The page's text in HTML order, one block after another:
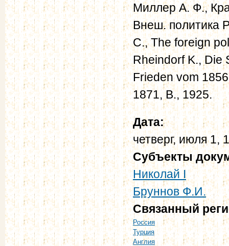
Миллер А. Ф.,
Внеш. политика
C., The foreign
Rheindorf K., Die
Frieden vom
1871, В., 1925.
Дата:
четверг, июля 1,
Субъекты
Николай I
Бруннов Ф.И.
Связанный
Россия
Турция
Англия